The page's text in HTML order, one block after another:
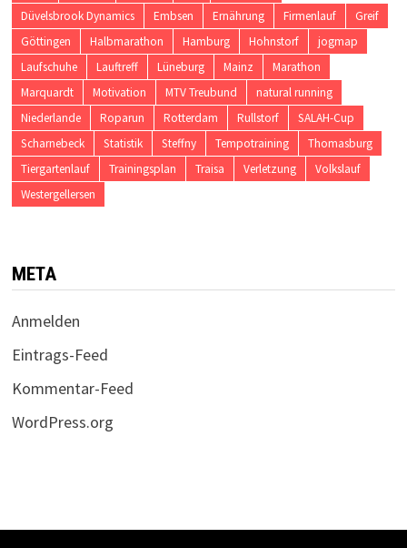
Düvelsbrook Dynamics
Embsen Ernährung Firmenlauf
Greif
Göttingen
Halbmarathon Hamburg Hohnstorf
jogmap
Laufschuhe
Lauftreff Lüneburg Mainz
Marathon
Marquardt
Motivation MTV Treubund
natural running
Niederlande
Roparun Rotterdam Rullstorf
SALAH-Cup
Scharnebeck
Statistik Steffny Tempotraining
Thomasburg
Tiergartenlauf
Trainingsplan Traisa Verletzung
Volkslauf
Westergellersen
META
Anmelden
Eintrags-Feed
Kommentar-Feed
WordPress.org